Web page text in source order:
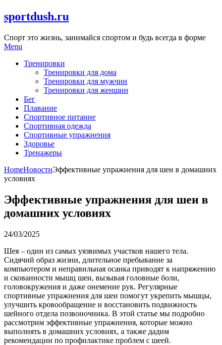
Skip
to
sportdush.ru
Спорт это жизнь, занимайся спортом и будь всегда в форме
Menu
Тренировки
Тренировки для дома
Тренировки для мужчин
Тренировки для женщин
Бег
Плавание
Спортивное питание
Спортивная одежда
Спортивные упражнения
Здоровье
Тренажеры
HomeНовостиЭффективные упражнения для шеи в домашних
условиях
Эффективные упражнения для шеи в
домашних условиях
24/03/2025
Шея – один из самых уязвимых участков нашего тела.
Сидячий образ жизни, длительное пребывание за
компьютером и неправильная осанка приводят к напряжению
и скованности мышц шеи, вызывая головные боли,
головокружения и даже онемение рук. Регулярные
спортивные упражнения для шеи помогут укрепить мышцы,
улучшить кровообращение и восстановить подвижность
шейного отдела позвоночника. В этой статье мы подробно
рассмотрим эффективные упражнения, которые можно
выполнять в домашних условиях, а также дадим
рекомендации по профилактике проблем с шеей.